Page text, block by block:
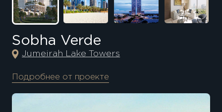
Sobha Verde
Jumeirah Lake Towers
Подробнее от проекте